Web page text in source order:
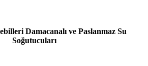
Damacanalı ve Paslanmaz Su
Soğutucuları